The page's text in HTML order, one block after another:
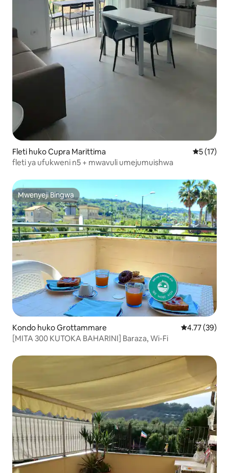
Fleti huko Cupra Marittima Ukadiriaji
5 (17)
fleti ya ufukweni n5 + mwavuli umejumuishwa
Mwenyeji Bingwa
Mwenyeji Bingwa
Kondo huko Grottammare Ukadiriaji wa
4.77 (39)
[MITA 300 KUTOKA BAHARINI] Baraza, Wi-Fi